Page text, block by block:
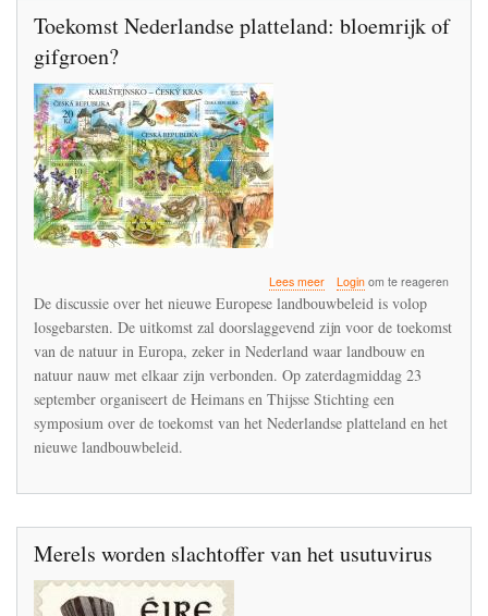
Toekomst Nederlandse platteland: bloemrijk of
gifgroen?
Lees meerover
Toekomst
platteland:
bloemrijk
of
gifgroen?
Loginom te reageren
De discussie over het nieuwe Europese landbouwbeleid is volop
losgebarsten. De uitkomst zal doorslaggevend zijn voor de toekomst
van de natuur in Europa, zeker in Nederland waar landbouw en
natuur nauw met elkaar zijn verbonden. Op zaterdagmiddag 23
september organiseert de Heimans en Thijsse Stichting een
symposium over de toekomst van het Nederlandse platteland en het
nieuwe landbouwbeleid.
Merels worden slachtoffer van het usutuvirus